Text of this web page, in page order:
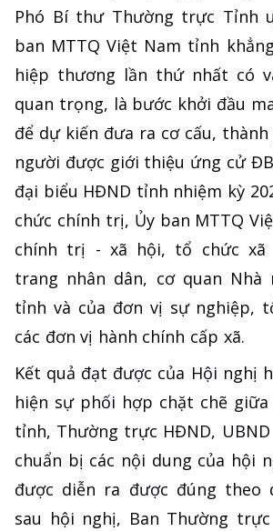
Phó Bí thư Thường trực Tỉnh
ban MTTQ Việt Nam tỉnh
hiệp thương lần thứ nhất có
quan trọng, là bước khởi đầu
để dự kiến đưa ra cơ cấu,
người được giới thiệu ứng cử
đại biểu HĐND tỉnh nhiệm kỳ
chức chính trị, Ủy ban MTTQ
chính trị - xã hội, tổ chức xã
trang nhân dân, cơ quan Nhà
tỉnh và của đơn vị sự nghiệp,
các đơn vị hành chính cấp xã.
Kết quả đạt được của Hội nghị
hiện sự phối hợp chặt chẽ
tỉnh, Thường trực HĐND,
chuẩn bị các nội dung của hội
được diễn ra được đúng theo
sau hội nghị, Ban Thường